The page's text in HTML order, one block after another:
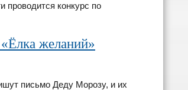
проводится конкурс по
желаний»
письмо Деду Морозу, и их